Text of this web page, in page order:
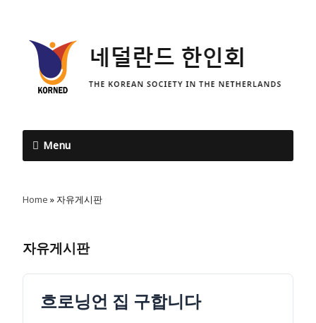
Menu
Home »자유게시판
자유게시판
흐로닝언 집 구합니다